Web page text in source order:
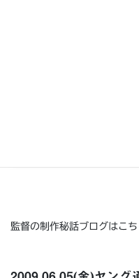
監督の制作秘話ブログはこち